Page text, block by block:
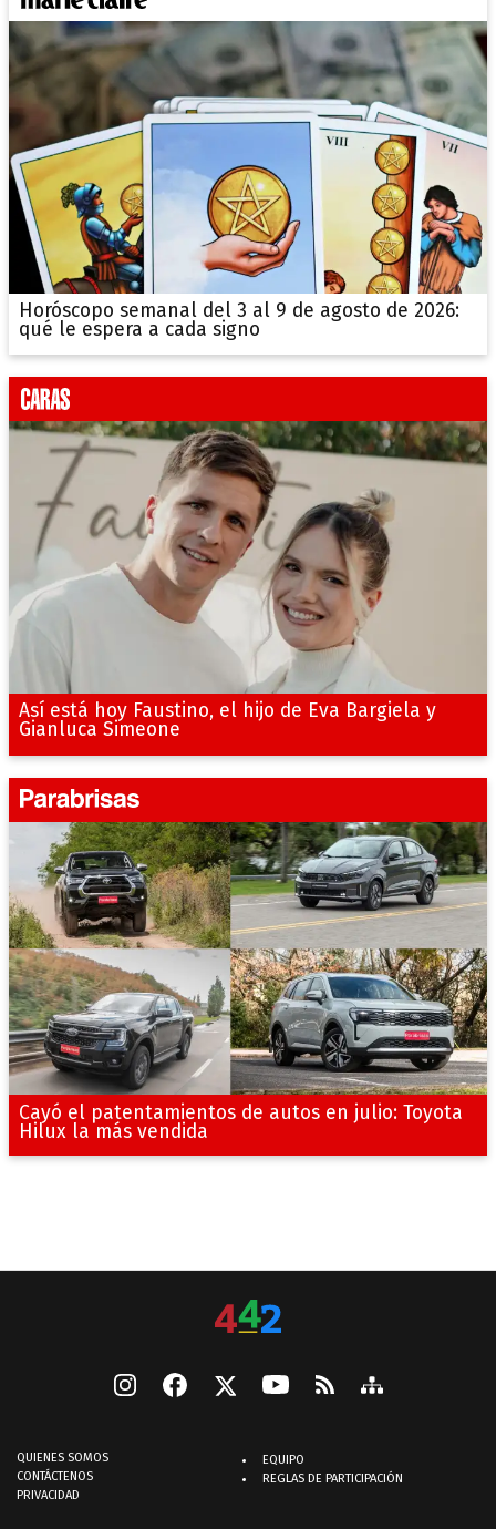
Horóscopo semanal del 3 al 9 de agosto de 2026:
qué le espera a cada signo
Así está hoy Faustino, el hijo de Eva Bargiela y
Gianluca Simeone
Cayó el patentamientos de autos en julio: Toyota
Hilux la más vendida
QUIENES SOMOS
CONTÁCTENOS
PRIVACIDAD
EQUIPO
REGLAS DE PARTICIPACIÓN